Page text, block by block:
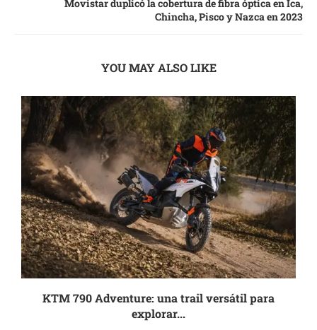
Movistar duplicó la cobertura de fibra óptica en Ica,
Chincha, Pisco y Nazca en 2023
YOU MAY ALSO LIKE
KTM 790 Adventure: una trail versátil para
explorar...